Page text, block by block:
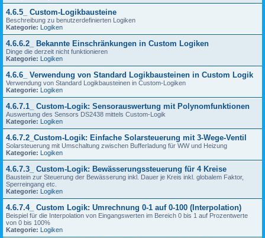
4.6.5_ Custom-Logikbausteine
Beschreibung zu benutzerdefinierten Logiken
Kategorie: Logiken
4.6.6.2_ Bekannte Einschränkungen in Custom Logiken
Dinge die derzeit nicht funktionieren
Kategorie: Logiken
4.6.6_ Verwendung von Standard Logikbausteinen in Custom Logik
Verwendung von Standard Logikbausteinen in Custom-Logiken
Kategorie: Logiken
4.6.7.1_ Custom-Logik: Sensorauswertung mit Polynomfunktionen
Auswertung des Sensors DS2438 mittels Custom-Logik
Kategorie: Logiken
4.6.7.2_Custom-Logik: Einfache Solarsteuerung mit 3-Wege-Ventil
Solarsteuerung mit Umschaltung zwischen Bufferladung für WW und Heizung
Kategorie: Logiken
4.6.7.3_ Custom-Logik: Bewässerungssteuerung für 4 Kreise
Baustein zur Steuerung der Bewässerung inkl. Dauer je Kreis inkl. globalem Faktor,
Sperreingang etc.
Kategorie: Logiken
4.6.7.4_ Custom Logik: Umrechnung 0-1 auf 0-100 (Interpolation)
Beispiel für die Interpolation von Eingangswerten im Bereich 0 bis 1 auf Prozentwerte
von 0 bis 100%
Kategorie: Logiken